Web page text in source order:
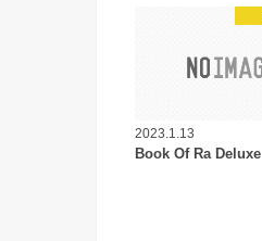
2023.1.13
Book Of Ra Deluxe